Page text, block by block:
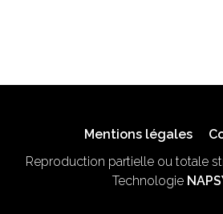
Mentions légales
Reproduction partielle ou totale
Technologie